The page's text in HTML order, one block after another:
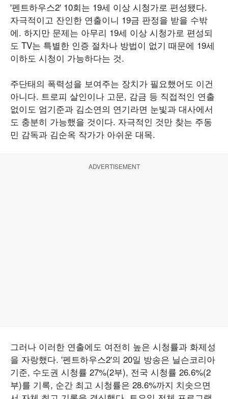
'펜트하우스2' 10회는 19세 이상 시청가로 편성됐다.
자극적이고 잔인한 연출이니 19금 판정을 받을 수밖
에. 하지만 문제는 아무리 19세 이상 시청가로 편성되
도 TV는 특별한 인증 절차나 방법이 없기 때문에 19세
이하도 시청이 가능하다는 것.
주단태의 폭력성을 보여주는 장치가 필요했어도 이건
아니다. 트로피 살인이나 고문, 감금 등 직접적인 연출
없이도 엄기준과 김소연의 연기라면 눈빛과 대사에서
도 충분히 가능했을 것이다. 자극적인 것만 찾는 주동
민 감독과 김순옥 작가가 아쉬운 대목.
ADVERTISEMENT
그러나 이러한 연출에도 여전히 높은 시청률과 화제성
을 자랑했다. '펜트하우스2'의 20일 방송은 닐슨코리아
기준, 수도권 시청률 27%(2부), 전국 시청률 26.6%(2
부)를 기록, 순간 최고 시청률은 28.6%까지 치솟으면